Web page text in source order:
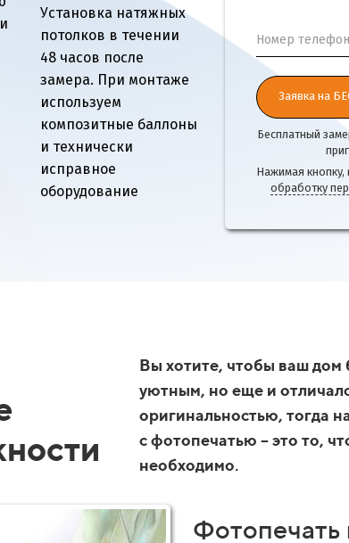
Установка натяжных
потолков в течении
48 часов после
замера. При монтаже
используем
композитные баллоны
и технически
исправное
оборудование
Номер
Заявка на
Бесплатный
Нажимая кнопку,
обработку
Вы хотите, чтобы ваш дом
уютным, но еще и
оригинальностью, тогда
с фотопечатью – это то,
необходимо.
Фотопечать